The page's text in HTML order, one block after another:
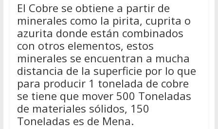
El Cobre se obtiene a partir de
minerales como la pirita, cuprita o
azurita donde están combinados
con otros elementos, estos
minerales se encuentran a mucha
distancia de la superficie por lo que
para producir 1 tonelada de cobre
se tiene que mover 500 Toneladas
de materiales sólidos, 150
Toneladas es de Mena.